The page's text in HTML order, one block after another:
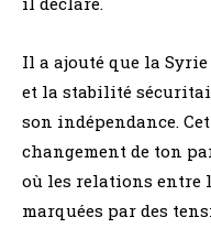
Il a ajouté que la
et la stabilité
son indépendance.
changement de ton
où les relations entre
marquées par des